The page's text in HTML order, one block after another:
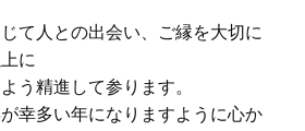
て人との出会い、ご縁を大切に
に
う精進して参ります。
幸多い年になりますように心か